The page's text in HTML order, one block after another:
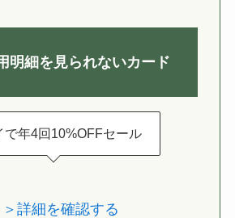
明細を見られないカード
で年4回10%OFFセール
＞詳細を確認する